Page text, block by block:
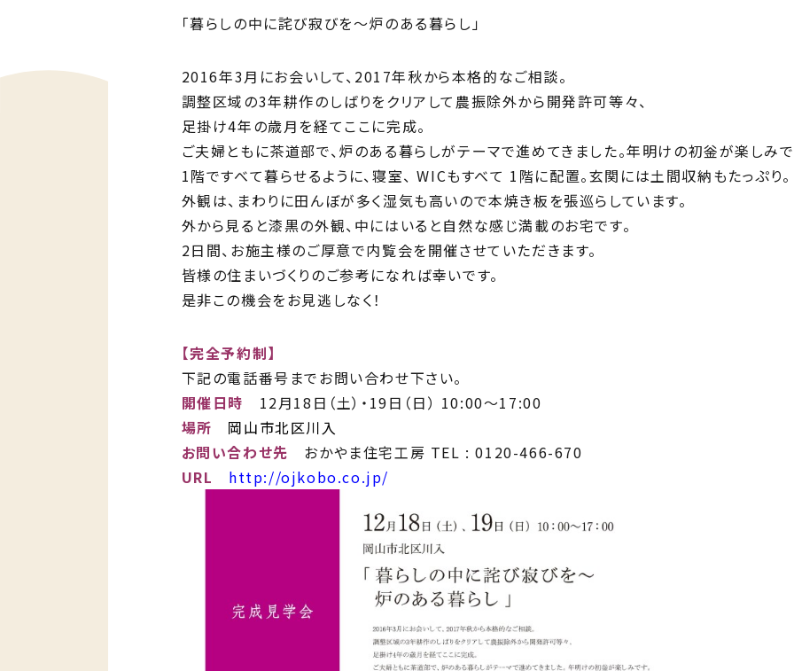
「暮らしの中に詫び寂びを～炉のある暮らし」
2016年3月にお会いして、2017年秋から本格的なご相談。
調整区域の3年耕作のしばりをクリアして農振除外から開発許可等々、
足掛け4年の歳月を経てここに完成。
ご夫婦ともに茶道部で、炉のある暮らしがテーマで進めてきました。年明けの初釡が楽しみで
1階ですべて暮らせるように、寝室、 WICもすべて 1階に配置。玄関には土間収納もたっぷり。
外観は、まわりに田んぼが多く湿気も高いので本焼き板を張巡らしています。
外から見ると漆黒の外観、中にはいると自然な感じ満載のお宅です。
2日間、お施主様のご厚意で内覧会を開催させていただきます。
皆様の住まいづくりのご参考になれば幸いです。
是非この機会をお見逃しなく！
【完全予約制】
下記の電話番号までお問い合わせ下さい。
開催日時 12月18日（土）・19日（日） 10:00～17:00
場所
岡山市北区川入
お問い合わせ先 おかやま住宅工房 TEL : 0120-466-670
URL
http://ojkobo.co.jp/